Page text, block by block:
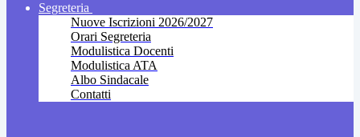
Segreteria
Nuove Iscrizioni 2026/2027
Orari Segreteria
Modulistica Docenti
Modulistica ATA
Albo Sindacale
Contatti